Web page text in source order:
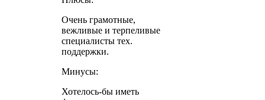
Очень грамотные,
вежливые и терпеливые
специалисты тех.
поддержки.
Минусы:
Хотелось-бы иметь